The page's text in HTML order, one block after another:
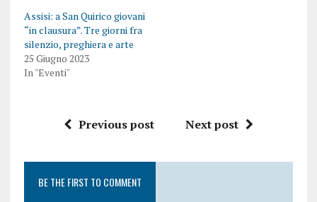
Assisi: a San Quirico giovani
“in clausura”. Tre giorni fra
silenzio, preghiera e arte
25 Giugno 2023
In "Eventi"
Previous post Next post
BE THE FIRST TO COMMENT